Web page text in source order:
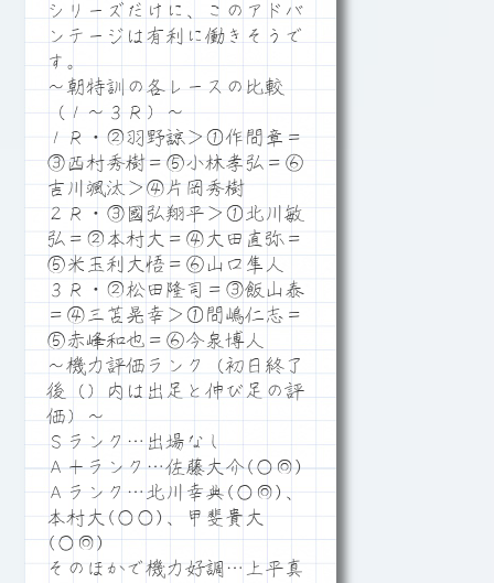
シリーズだけに、このアドバ
ンテージは有利に働きそうで
す。
～朝特訓の各レースの比較
（１～３Ｒ）～
１Ｒ・②羽野諒＞①作間章＝
③西村秀樹＝⑤小林孝弘＝⑥
吉川颯汰＞④片岡秀樹
２Ｒ・③國弘翔平＞①北川敏
弘＝②本村大＝④大田直弥＝
⑤米玉利大悟＝⑥山口隼人
３Ｒ・②松田隆司＝③飯山泰
＝④三苫晃幸＞①間嶋仁志＝
⑤赤峰和也＝⑥今泉博人
～機力評価ランク（初日終了
後（）内は出足と伸び足の評
価）～
Ｓランク…出場なし
Ａ＋ランク…佐藤大介(○◎)
Ａランク…北川幸典(○◎)、
本村大(○○)、甲斐貴大
(○◎)
そのほかで機力好調…上平真